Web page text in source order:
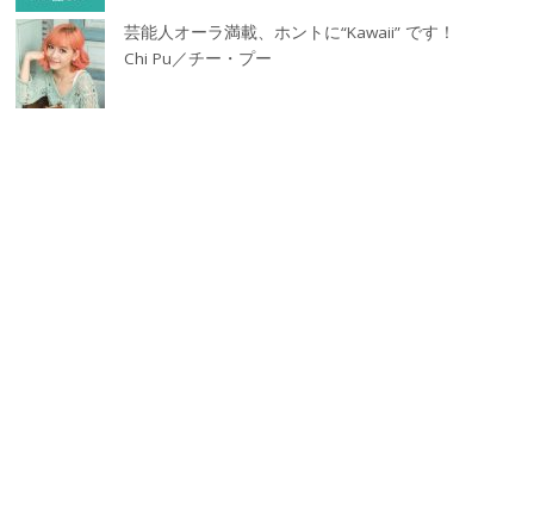
芸能人オーラ満載、ホントに“Kawaii” です！
Chi Pu／チー・プー